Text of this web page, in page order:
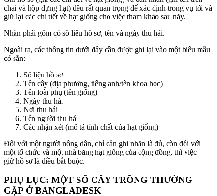
chai và hộp đựng hạt) đều rất quan trọng để xác định trong vụ tới và
giữ lại các chi tiết về hạt giống cho việc tham khảo sau này.
Nhãn phải gồm có số liệu hồ sơ, tên và ngày thu hái.
Ngoài ra, các thông tin dưới đây cần được ghi lại vào một biểu mẫu
có sẵn:
Số liệu hồ sơ
Tên cây (địa phương, tiếng anh/tên khoa học)
Tên loài phụ (tên giống)
Ngày thu hái
Nơi thu hái
Tên người thu hái
Các nhận xét (mô tả tính chất của hạt giống)
Đối với một người nông dân, chỉ cần ghi nhãn là đủ, còn đối với
một tổ chức và một nhà băng hạt giống của cộng đồng, thì việc
giữ hồ sơ là điều bắt buộc.
PHỤ LỤC: MỘT SỐ CÂY TRỒNG THƯỜNG
GẶP Ở BANGLADESK